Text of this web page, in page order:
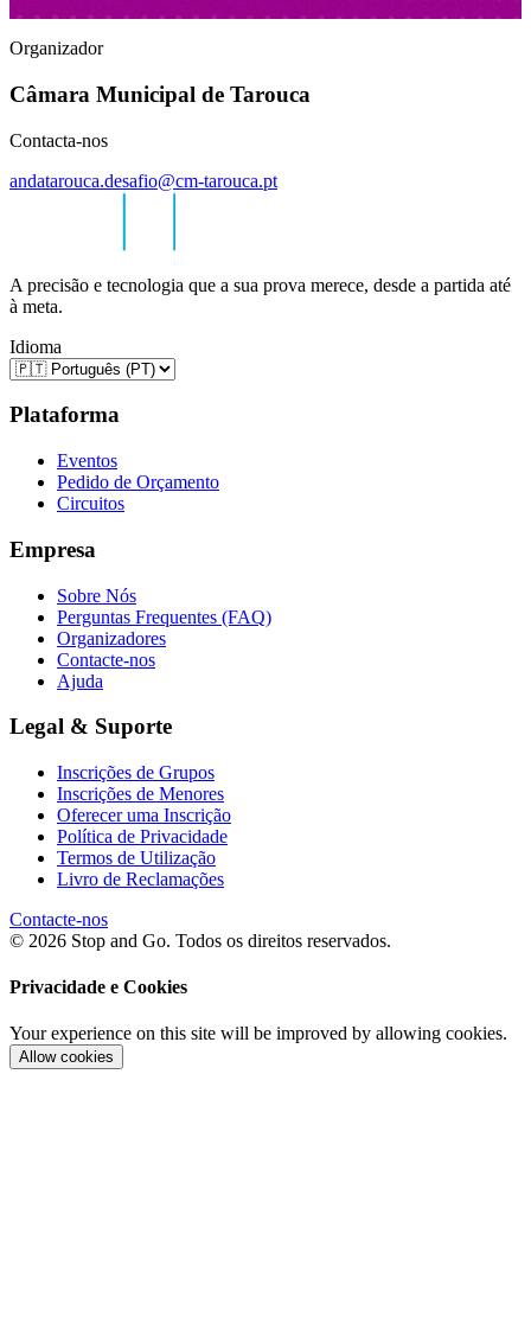
Organizador
Câmara Municipal de Tarouca
Contacta-nos
andatarouca.desafio@cm-tarouca.pt
A precisão e tecnologia que a sua prova merece, desde a partida até
à meta.
Idioma
Plataforma
Eventos
Pedido de Orçamento
Circuitos
Empresa
Sobre Nós
Perguntas Frequentes (FAQ)
Organizadores
Contacte-nos
Ajuda
Legal & Suporte
Inscrições de Grupos
Inscrições de Menores
Oferecer uma Inscrição
Política de Privacidade
Termos de Utilização
Livro de Reclamações
Contacte-nos
© 2026 Stop and Go. Todos os direitos reservados.
Privacidade e Cookies
Your experience on this site will be improved by allowing cookies.
Allow cookies